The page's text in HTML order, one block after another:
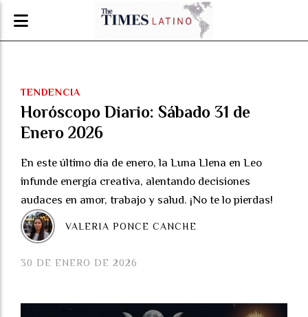
Horóscopo Diario: Sábado 31 de
Enero 2026
En este último día de enero, la Luna Llena en Leo
infunde energía creativa, alentando decisiones
audaces en amor, trabajo y salud. ¡No te lo pierdas!
TENDENCIA
30 DE ENERO DE 2026
VALERIA PONCE CANCHE